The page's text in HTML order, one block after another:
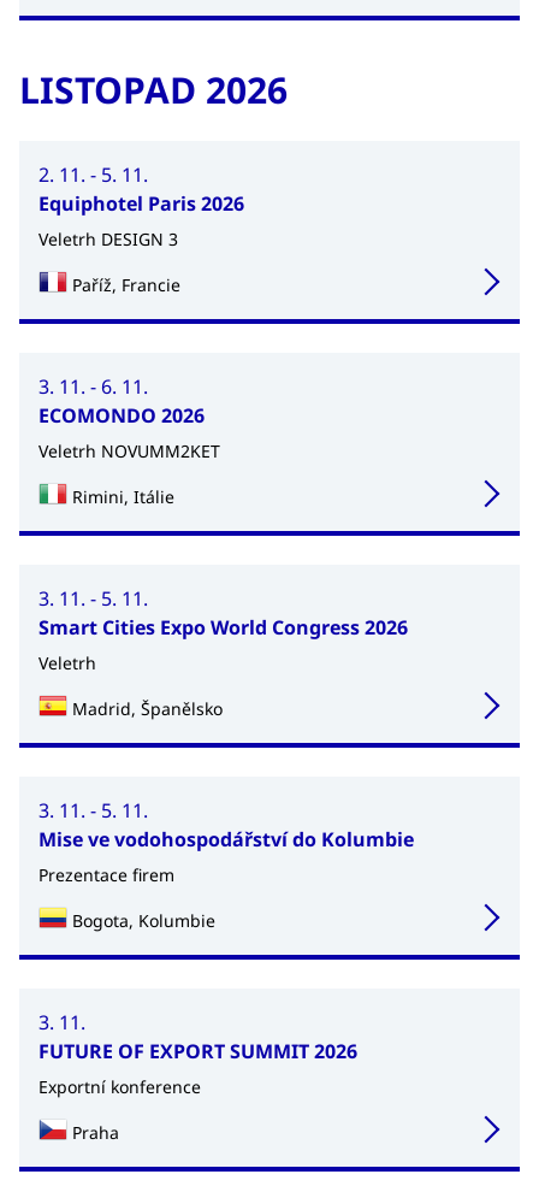
LISTOPAD 2026
2. 11. - 5. 11.
Equiphotel Paris 2026
Veletrh DESIGN 3
Paříž, Francie
3. 11. - 6. 11.
ECOMONDO 2026
Veletrh NOVUMM2KET
Rimini, Itálie
3. 11. - 5. 11.
Smart Cities Expo World Congress 2026
Veletrh
Madrid, Španělsko
3. 11. - 5. 11.
Mise ve vodohospodářství do Kolumbie
Prezentace firem
Bogota, Kolumbie
3. 11.
FUTURE OF EXPORT SUMMIT 2026
Exportní konference
Praha